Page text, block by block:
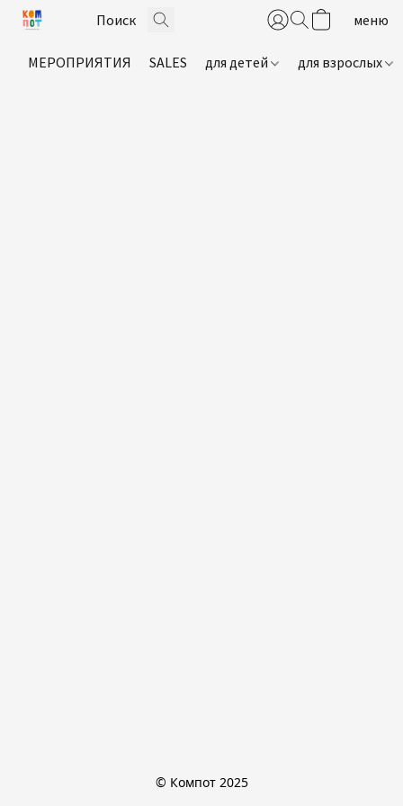
МЕРОПРИЯТИЯ SALES для детей для взрослых
© Компот 2025